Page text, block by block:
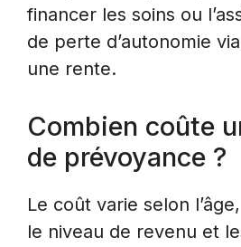
financer les soins ou
de perte d’autonomie
une rente.
Combien coûte
de prévoyance ?
Le coût varie selon
le niveau de revenu et